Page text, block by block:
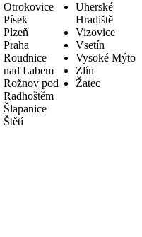
Otrokovice
Písek
Plzeň
Praha
Roudnice
nad Labem
Rožnov pod
Radhoštěm
Šlapanice
Štětí
Uherské
Hradiště
Vizovice
Vsetín
Vysoké Mýto
Zlín
Žatec